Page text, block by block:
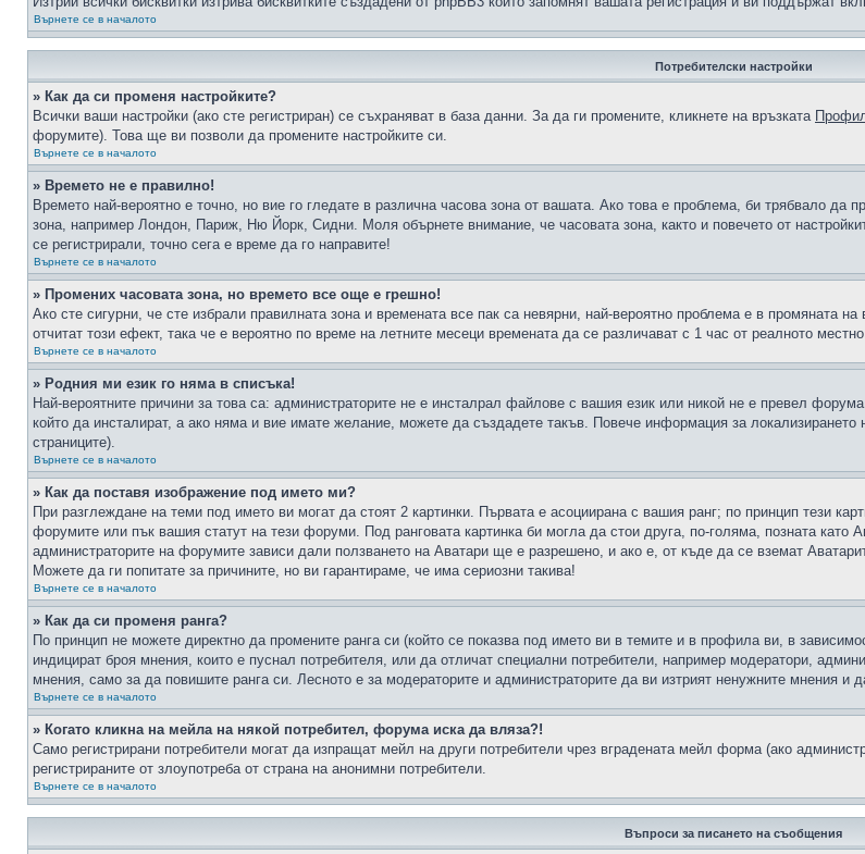
Върнете се в началото
Потребителски настройки
» Как да си променя настройките?
Всички ваши настройки (ако сте регистриран) се съхраняват в база данни. За да ги промените, кликнете на връзката
форумите). Това ще ви позволи да промените настройките си.
Върнете се в началото
» Времето не е правилно!
Времето най-вероятно е точно, но вие го гледате в различна часова зона от вашата. Ако това е проблема, би трябвало да
зона, например Лондон, Париж, Ню Йорк, Сидни. Моля обърнете внимание, че часовата зона, както и повечето от
се регистрирали, точно сега е време да го направите!
Върнете се в началото
» Промених часовата зона, но времето все още е грешно!
Ако сте сигурни, че сте избрали правилната зона и времената все пак са невярни, най-вероятно проблема е в промяната
отчитат този ефект, така че е вероятно по време на летните месеци времената да се различават с 1 час от реалното
Върнете се в началото
» Родния ми език го няма в списъка!
Най-вероятните причини за това са: администраторите не е инсталрал файлове с вашия език или никой не е превел
който да инсталират, а ако няма и вие имате желание, можете да създадете такъв. Повече информация за
страниците).
Върнете се в началото
» Как да поставя изображение под името ми?
При разглеждане на теми под името ви могат да стоят 2 картинки. Първата е асоциирана с вашия ранг; по принцип тези
форумите или пък вашия статут на тези форуми. Под ранговата картинка би могла да стои друга, по-голяма, позната като
администраторите на форумите зависи дали ползването на Аватари ще е разрешено, и ако е, от къде да се вземат
Можете да ги попитате за причините, но ви гарантираме, че има сериозни такива!
Върнете се в началото
» Как да си променя ранга?
По принцип не можете директно да промените ранга си (който се показва под името ви в темите и в профила ви, в
индицират броя мнения, които е пуснал потребителя, или да отличат специални потребители, например модератори,
мнения, само за да повишите ранга си. Лесното е за модераторите и администраторите да ви изтрият ненужните мнения и
Върнете се в началото
» Когато кликна на мейла на някой потребител, форума иска да вляза?!
Само регистрирани потребители могат да изпращат мейл на други потребители чрез вградената мейл форма (ако
регистрираните от злоупотреба от страна на анонимни потребители.
Върнете се в началото
Въпроси за писането на съобщения